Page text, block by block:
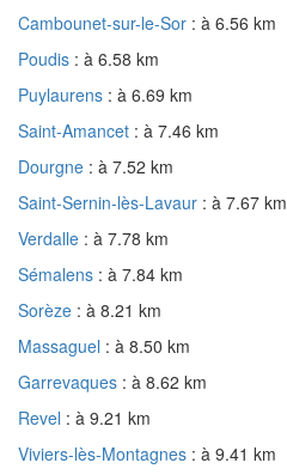
Cambounet-sur-le-Sor : à 6.56 km
Poudis : à 6.58 km
Puylaurens : à 6.69 km
Saint-Amancet : à 7.46 km
Dourgne : à 7.52 km
Saint-Sernin-lès-Lavaur : à 7.67 km
Verdalle : à 7.78 km
Sémalens : à 7.84 km
Sorèze : à 8.21 km
Massaguel : à 8.50 km
Garrevaques : à 8.62 km
Revel : à 9.21 km
Viviers-lès-Montagnes : à 9.41 km